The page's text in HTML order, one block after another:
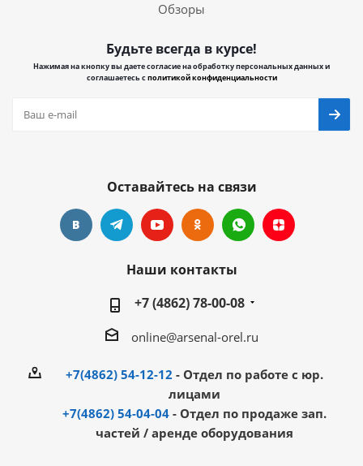
Обзоры
Будьте всегда в курсе!
Нажимая на кнопку вы даете согласие на обработку персональных данных и
соглашаетесь сполитикой конфиденциальности
Оставайтесь на связи
Наши контакты
+7 (4862) 78-00-08
online@arsenal-orel.ru
+7(4862) 54-12-12 - Отдел по работе с юр.
лицами
+7(4862) 54-04-04 - Отдел по продаже зап.
частей / аренде оборудования